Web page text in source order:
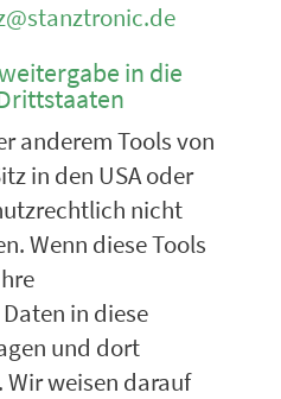
in die
anderem Tools von
in den USA oder
nicht
Wenn diese Tools
in diese
und dort
weisen darauf